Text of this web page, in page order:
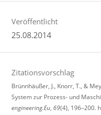
Veröffentlicht
25.08.2014
Zitationsvorschlag
Brünnhäußer, J., Knorr, T., &
System zur Prozess- und
engineering.Eu, 69(4), 196–200.